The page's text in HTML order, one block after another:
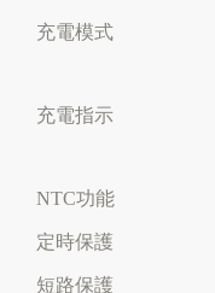
充電模式
充電指示
NTC功能
定時保護
短路保護